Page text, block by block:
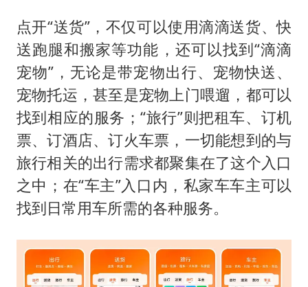
点开“送货”，不仅可以使用滴滴送货、快
送跑腿和搬家等功能，还可以找到“滴滴
宠物”，无论是带宠物出行、宠物快送、
宠物托运，甚至是宠物上门喂遛，都可以
找到相应的服务；“旅行”则把租车、订机
票、订酒店、订火车票，一切能想到的与
旅行相关的出行需求都聚集在了这个入口
之中；在“车主”入口内，私家车车主可以
找到日常用车所需的各种服务。